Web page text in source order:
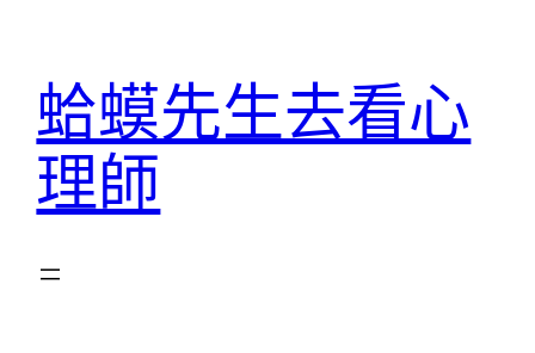
蛤蟆先生去看心
理師